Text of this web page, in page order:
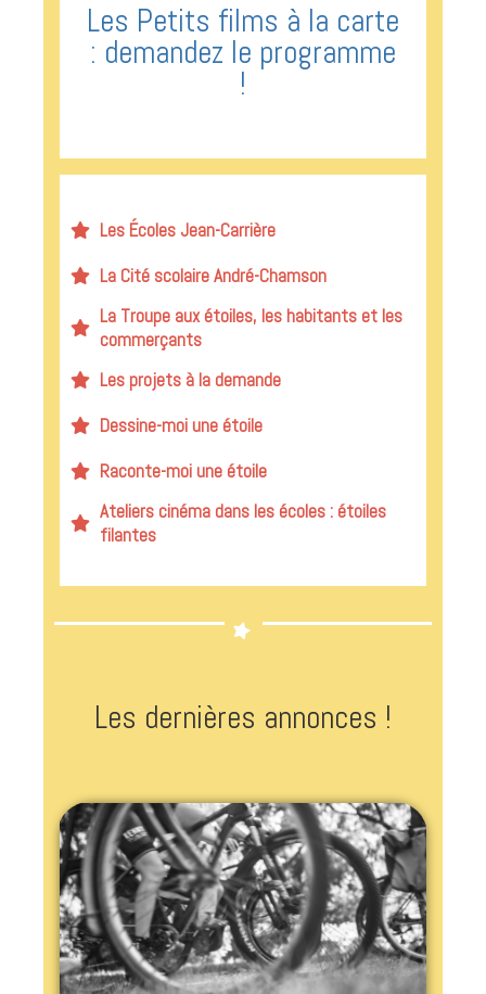
Les Petits films à la carte
: demandez le programme
!
Les Écoles Jean-Carrière
La Cité scolaire André-Chamson
La Troupe aux étoiles, les habitants et les
commerçants
Les projets à la demande
Dessine-moi une étoile
Raconte-moi une étoile
Ateliers cinéma dans les écoles : étoiles
filantes
Les dernières annonces !